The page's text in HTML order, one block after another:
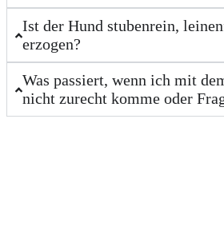
Ist der Hund stubenrein,
erzogen?
Was passiert, wenn ich mit
nicht zurecht komme oder